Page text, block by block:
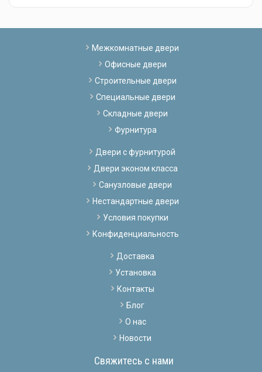
Межкомнатные двери
Офисные двери
Строительные двери
Специальные двери
Складные двери
Фурнитура
Двери с фурнитурой
Двери эконом класса
Санузловые двери
Нестандартные двери
Условия покупки
Конфиденциальность
Доставка
Установка
Контакты
Блог
О нас
Новости
Свяжитесь с нами